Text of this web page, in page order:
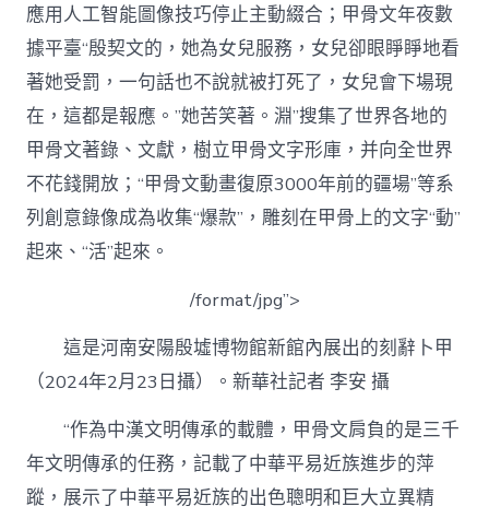
應用人工智能圖像技巧停止主動綴合；甲骨文年夜數
據平臺“殷契文的，她為女兒服務，女兒卻眼睜睜地看
著她受罰，一句話也不說就被打死了，女兒會下場現
在，這都是報應。”她苦笑著。淵”搜集了世界各地的
甲骨文著錄、文獻，樹立甲骨文字形庫，并向全世界
不花錢開放；“甲骨文動畫復原3000年前的疆場”等系
列創意錄像成為收集“爆款”，雕刻在甲骨上的文字“動”
起來、“活”起來。
/format/jpg”>
這是河南安陽殷墟博物館新館內展出的刻辭卜甲
（2024年2月23日攝）。新華社記者 李安 攝
“作為中漢文明傳承的載體，甲骨文肩負的是三千
年文明傳承的任務，記載了中華平易近族進步的萍
蹤，展示了中華平易近族的出色聰明和巨大立異精